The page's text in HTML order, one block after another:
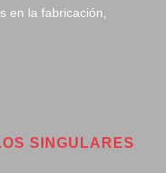
en la fabricación,
SINGULARES